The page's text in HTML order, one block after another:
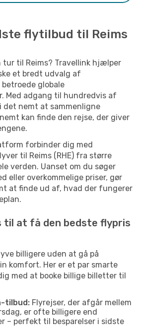
flytilbud til Reims
til Reims? Travellink hjælper
et bredt udvalg af
globale
Med adgang til hundredvis af
det nemt at sammenligne
kan finde den rejse, der giver
forbinder dig med
til Reims (RHE) fra større
verden. Uanset om du søger
eller overkommelige priser, gør
at finde ud af, hvad der fungerer
til at få den bedste flypris
billigere uden at gå på
komfort. Her er et par smarte
med at booke billige billetter til
tilbud: Flyrejser, der afgår mellem
er ofte billigere end
– perfekt til besparelser i sidste